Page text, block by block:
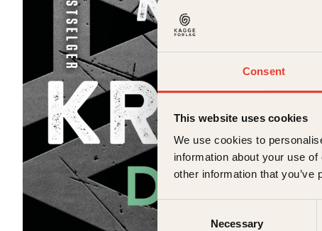
Consent
This website uses cookies
We use cookies to
information about your use
other information that
Consent
Necessary